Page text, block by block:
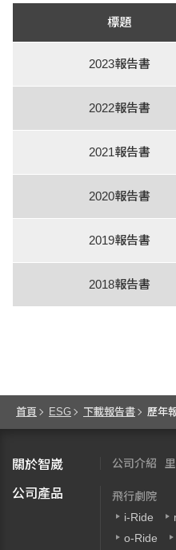
標題
2023報告書
2022報告書
2021報告書
2020報告書
2019報告書
2018報告書
首頁 ESG 下載報告書 歷年
關於智崴 公司介紹
公司產品
飛行劇院
i-Ride
o-Ride